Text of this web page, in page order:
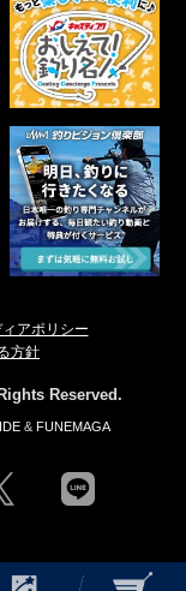
アポリシー
方針
Reserved.
& FUNEMAGA
line
報 HOW TO